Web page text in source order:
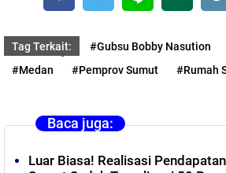
Tag Terkait: #Gubsu Bobby Nasution
#Medan
#Pemprov Sumut #Rumah
Baca juga:
‎Luar Biasa! Realisasi